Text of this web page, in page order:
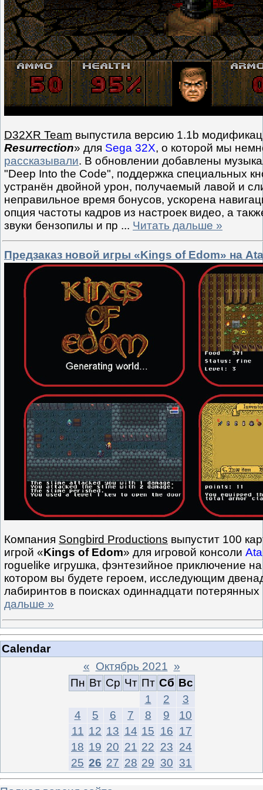
D32XR Team выпустила версию 1.1b
Resurrection» для Sega 32X, о которой мы
рассказывали. В обновлении добавлены
"Deep Into the Code", поддержка специальных
устранён двойной урон, получаемый лавой и
неправильное время бонусов, ускорена
опция частоты кадров из настроек видео, а
звуки бензопилы и пр ... Читать дальше »
Предзаказ новой игры «Kings of Edom» на
Компания Songbird Productions выпустит 100
игрой «Kings of Edom» для игровой консоли
roguelike игрушка, фэнтезийное приключение на
котором вы будете героем, исследующим
лабиринтов в поисках одиннадцати
дальше »
Calendar
« Октябрь 2021 »
Пн Вт Ср Чт Пт Сб Вс
1
2
3
4
5 6 7 8 9
10
11 12 13 14 15 16 17
18 19 20 21 22 23 24
25 26 27 28 29 30 31